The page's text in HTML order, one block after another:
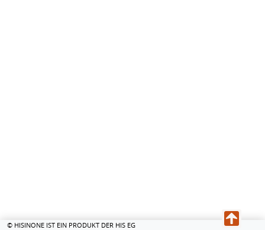
© HISINONE IST EIN PRODUKT DER HIS EG